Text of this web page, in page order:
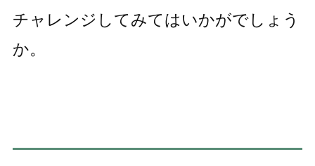
チャレンジしてみてはいかがでしょう
か。